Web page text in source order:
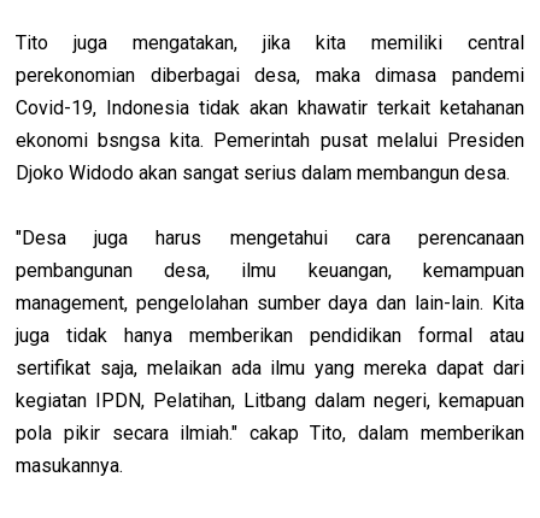
Tito juga mengatakan, jika kita memiliki central
perekonomian diberbagai desa, maka dimasa pandemi
Covid-19, Indonesia tidak akan khawatir terkait ketahanan
ekonomi bsngsa kita. Pemerintah pusat melalui Presiden
Djoko Widodo akan sangat serius dalam membangun desa.
"Desa juga harus mengetahui cara perencanaan
pembangunan desa, ilmu keuangan, kemampuan
management, pengelolahan sumber daya dan lain-lain. Kita
juga tidak hanya memberikan pendidikan formal atau
sertifikat saja, melaikan ada ilmu yang mereka dapat dari
kegiatan IPDN, Pelatihan, Litbang dalam negeri, kemapuan
pola pikir secara ilmiah." cakap Tito, dalam memberikan
masukannya.